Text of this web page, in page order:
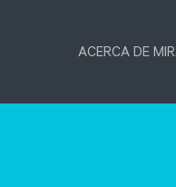
ACERCA DE